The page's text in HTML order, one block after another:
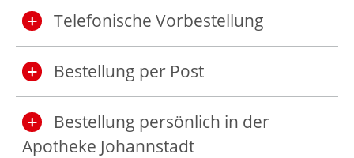
Telefonische Vorbestellung
Bestellung per Post
Bestellung persönlich in der
Apotheke Johannstadt